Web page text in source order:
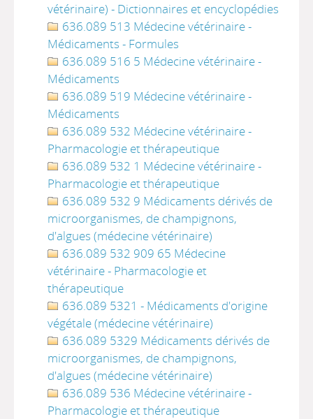
vétérinaire) - Dictionnaires et encyclopédies
636.089 513 Médecine vétérinaire -
Médicaments - Formules
636.089 516 5 Médecine vétérinaire -
Médicaments
636.089 519 Médecine vétérinaire -
Médicaments
636.089 532 Médecine vétérinaire -
Pharmacologie et thérapeutique
636.089 532 1 Médecine vétérinaire -
Pharmacologie et thérapeutique
636.089 532 9 Médicaments dérivés de
microorganismes, de champignons,
d'algues (médecine vétérinaire)
636.089 532 909 65 Médecine
vétérinaire - Pharmacologie et
thérapeutique
636.089 5321 - Médicaments d'origine
végétale (médecine vétérinaire)
636.089 5329 Médicaments dérivés de
microorganismes, de champignons,
d'algues (médecine vétérinaire)
636.089 536 Médecine vétérinaire -
Pharmacologie et thérapeutique